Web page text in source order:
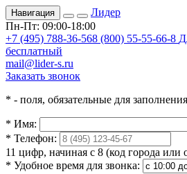
Навигация
Лидер
Пн-Пт: 09:00-18:00
+7 (495) 788-36-568 (800) 55-55-66-8
бесплатный
mail@lider-s.ru
Заказать звонок
* - поля, обязательные для
* Имя:
* Телефон:
11 цифр, начиная с 8 (код города или
* Удобное время для звонка: